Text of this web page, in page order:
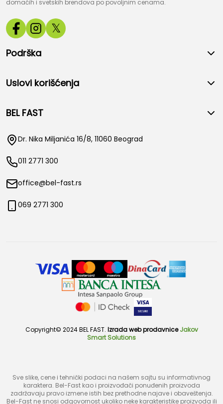
domaćih i svetskih brendova po povoljnim cenama.
𝕏
Podrška
Uslovi korišćenja
BEL FAST
Dr. Nika Miljanića 16/8, 11060 Beograd
011 2771 300
office@bel-fast.rs
069 2771 300
Copyright© 2024 BEL FAST. Izrada web prodavnice Jakov
Smart Solutions
Sve slike, cene i tehnički podaci na našem sajtu su informativnog
karaktera. Bel-Fast kao i proizvođači ponuđenih proizvoda
zadržavaju pravo izmene istih bez prethodne najave i obaveštenja.
Bel-Fast ne snosi odgovornost ukoliko neke karakteristike proizvoda ili